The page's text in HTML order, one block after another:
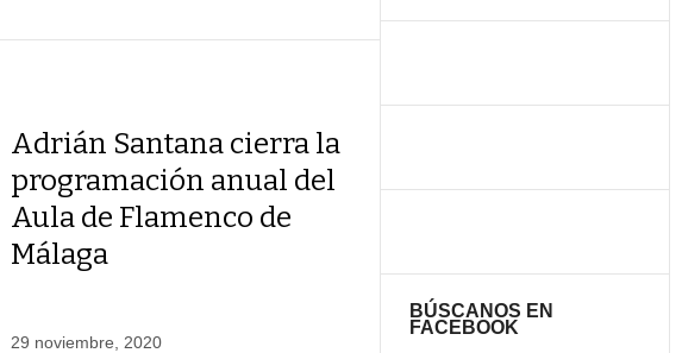
Adrián Santana cierra la
programación anual del
Aula de Flamenco de
Málaga
29 noviembre, 2020
BÚSCANOS EN
FACEBOOK